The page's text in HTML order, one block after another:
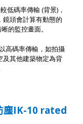
低碼率傳輸 (背景) ，
鏡頭會計算有動態的
的監控畫面。
高碼率傳輸，如拍攝
及其他建築物定為背
塵IK-10 rated